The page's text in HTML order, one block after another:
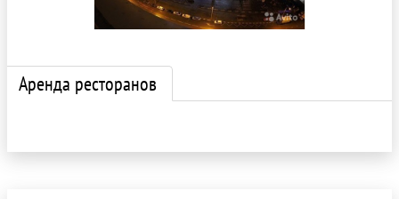
Аренда ресторанов